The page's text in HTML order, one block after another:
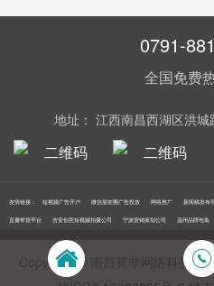
0791-
全国免费
地址： 江西南昌西湖区洪
友情链接： 短视频广告开户 微信朋友圈广告投放 网络推广 新闻稿发布
直播带货平台 吉安创意短视频拍摄公司 宁波营销策划公司 温州品牌包装
Copyright © 南昌莫非网络科技公